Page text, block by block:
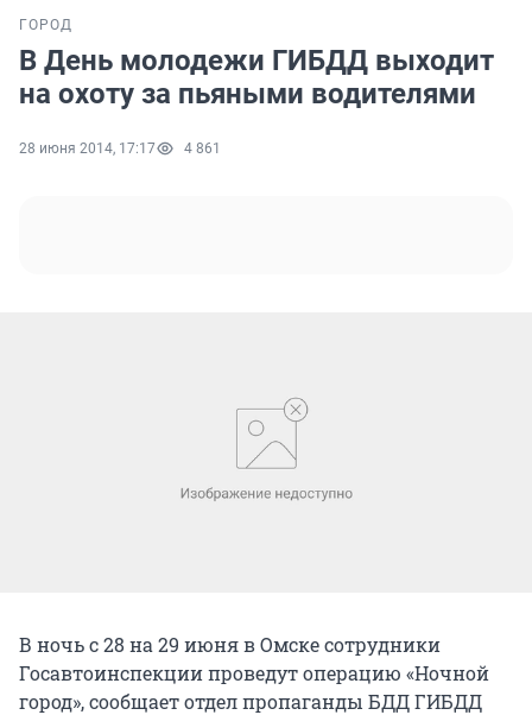
ГОРОД
В День молодежи ГИБДД выходит
на охоту за пьяными водителями
28 июня 2014, 17:17 4 861
В ночь с 28 на 29 июня в Омске сотрудники
Госавтоинспекции проведут операцию «Ночной
город», сообщает отдел пропаганды БДД ГИБДД